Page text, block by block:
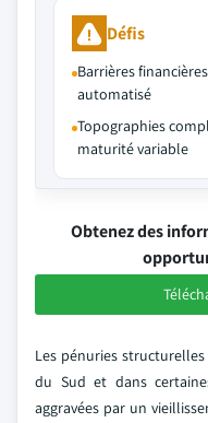
Défis
Barrières
automatisé
Topographies
maturité variable
Obtenez des
Les pénuries
du Sud et dans
aggravées par un